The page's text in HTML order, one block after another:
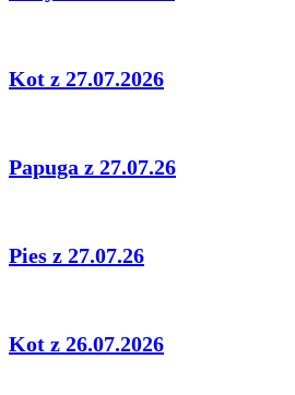
Kot z 27.07.2026
Papuga z 27.07.26
Pies z 27.07.26
Kot z 26.07.2026